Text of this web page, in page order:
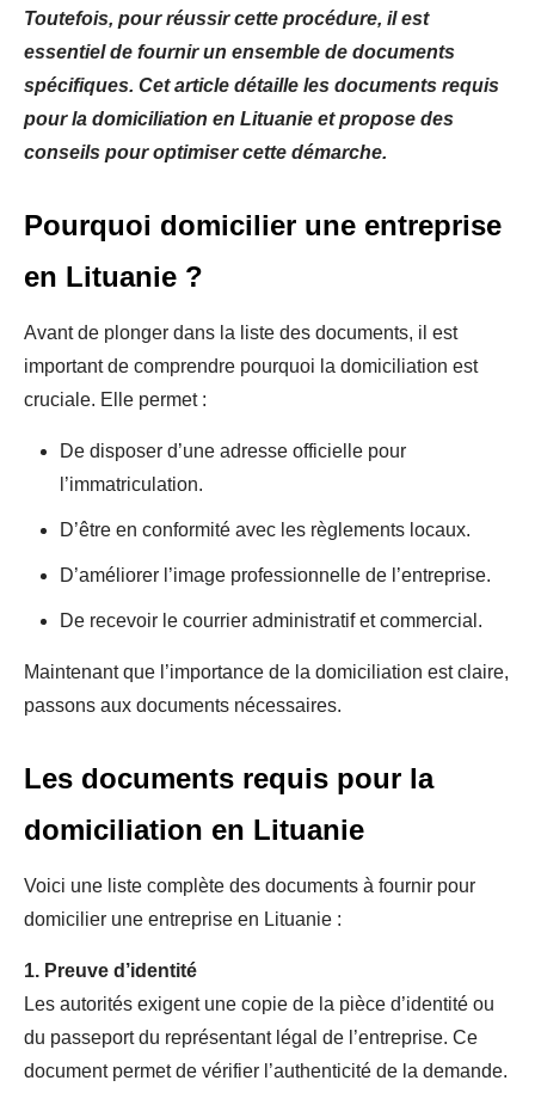
Toutefois, pour réussir cette procédure, il est
essentiel de fournir un ensemble de documents
spécifiques. Cet article détaille les documents requis
pour la domiciliation en Lituanie et propose des
conseils pour optimiser cette démarche.
Pourquoi domicilier une entreprise
en Lituanie ?
Avant de plonger dans la liste des documents, il est
important de comprendre pourquoi la domiciliation est
cruciale. Elle permet :
De disposer d’une adresse officielle pour
l’immatriculation.
D’être en conformité avec les règlements locaux.
D’améliorer l’image professionnelle de l’entreprise.
De recevoir le courrier administratif et commercial.
Maintenant que l’importance de la domiciliation est claire,
passons aux documents nécessaires.
Les documents requis pour la
domiciliation en Lituanie
Voici une liste complète des documents à fournir pour
domicilier une entreprise en Lituanie :
1. Preuve d’identité
Les autorités exigent une copie de la pièce d’identité ou
du passeport du représentant légal de l’entreprise. Ce
document permet de vérifier l’authenticité de la demande.